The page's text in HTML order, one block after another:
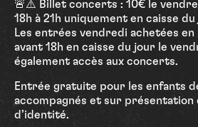
🚨⚠️ Billet concerts : 10€ le
18h à 21h uniquement en caisse
Les entrées vendredi achetées
avant 18h en caisse du jour le
également accès aux concerts.
Entrée gratuite pour les enfants
accompagnés et sur présentation
d’identité.